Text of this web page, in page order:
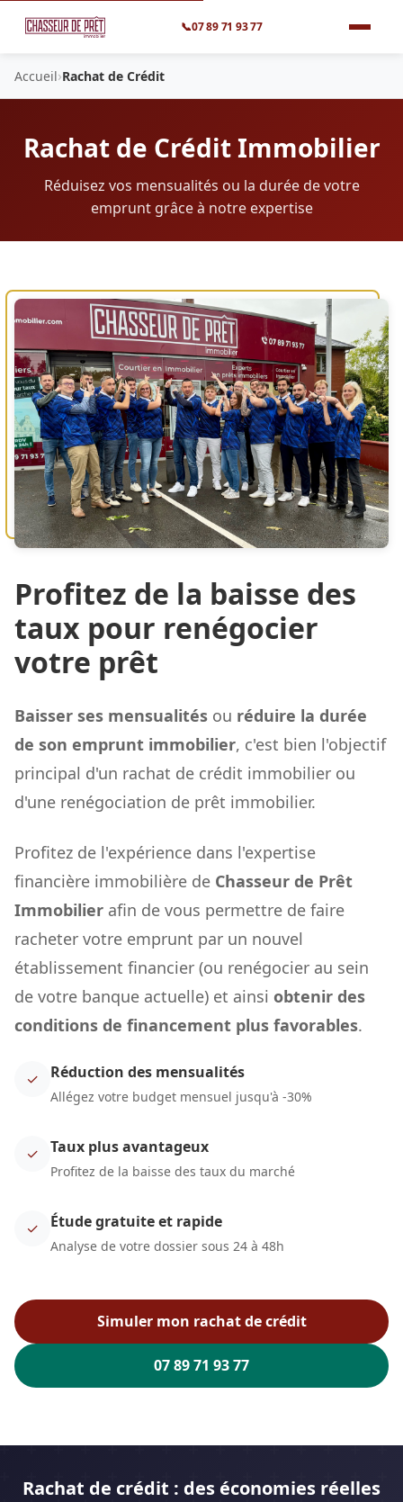
📞07 89 71 93 77
Accueil›Rachat de Crédit
Rachat de Crédit Immobilier
Réduisez vos mensualités ou la durée de votre
emprunt grâce à notre expertise
Profitez de la baisse des
taux pour renégocier
votre prêt
Baisser ses mensualités ou réduire la durée
de son emprunt immobilier, c'est bien l'objectif
principal d'un rachat de crédit immobilier ou
d'une renégociation de prêt immobilier.
Profitez de l'expérience dans l'expertise
financière immobilière de Chasseur de Prêt
Immobilier afin de vous permettre de faire
racheter votre emprunt par un nouvel
établissement financier (ou renégocier au sein
de votre banque actuelle) et ainsi obtenir des
conditions de financement plus favorables.
✓ Réduction des mensualités
Allégez votre budget mensuel jusqu'à -30%
✓ Taux plus avantageux
Profitez de la baisse des taux du marché
✓ Étude gratuite et rapide
Analyse de votre dossier sous 24 à 48h
Simuler mon rachat de crédit
07 89 71 93 77
Rachat de crédit : des économies réelles